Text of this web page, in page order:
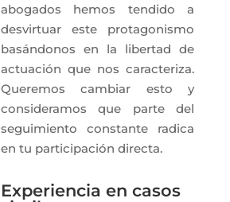
abogados hemos tendido a
desvirtuar este protagonismo
basándonos en la libertad de
actuación que nos caracteriza.
Queremos cambiar esto y
consideramos que parte del
seguimiento constante radica
en tu participación directa.
Experiencia en casos